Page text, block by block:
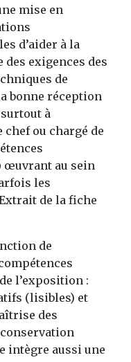
mise en
d’aider à la
exigences des
de
bonne réception
à
ou chargé de
œuvrant au sein
les
de la fiche
de
l’exposition :
(lisibles) et
des
intègre aussi une